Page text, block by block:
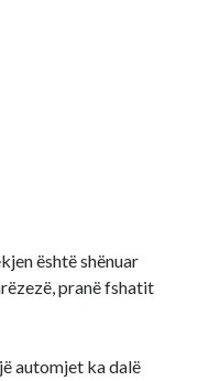
është shënuar
pranë fshatit
automjet ka dalë